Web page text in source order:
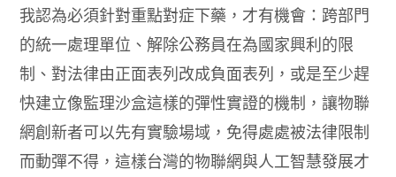
我認為必須針對重點對症下藥，才有機會：跨部門
的統一處理單位、解除公務員在為國家興利的限
制、對法律由正面表列改成負面表列，或是至少趕
快建立像監理沙盒這樣的彈性實證的機制，讓物聯
網創新者可以先有實驗場域，免得處處被法律限制
而動彈不得，這樣台灣的物聯網與人工智慧發展才